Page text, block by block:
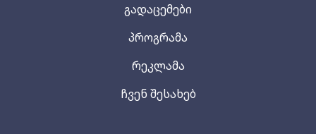
გადაცემები
პროგრამა
რეკლამა
ჩვენ შესახებ